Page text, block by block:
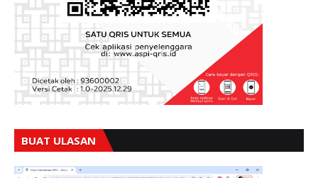
BUAT ULASAN